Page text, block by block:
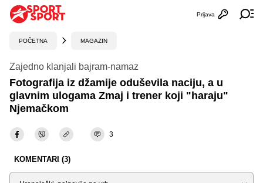
Otvori
Prijava
POČETNA MAGAZIN
Zajedno klanjali bajram-namaz
Fotografija iz džamije oduševila naciju, a u
glavnim ulogama Zmaj i trener koji "haraju"
Njemačkom
3
KOMENTARI (3)
Sortiraj